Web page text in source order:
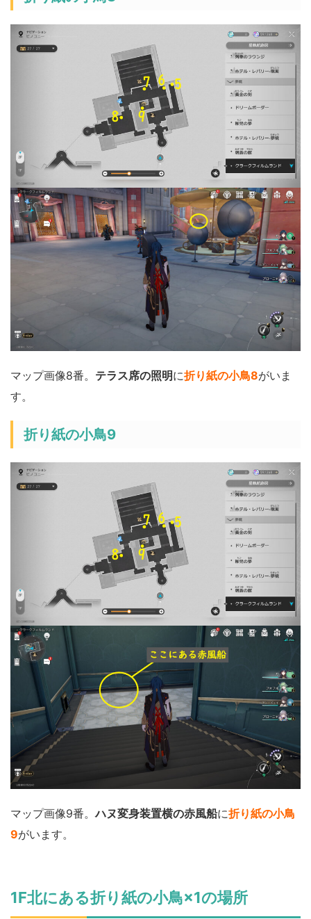
マップ画像8番。 テラス席の照明に折り紙の小鳥8がいま
す。
折り紙の小鳥9
マップ画像9番。ハヌ変身装置横の赤風船に折り紙の小鳥
9がいます。
1F北にある折り紙の小鳥×1の場所